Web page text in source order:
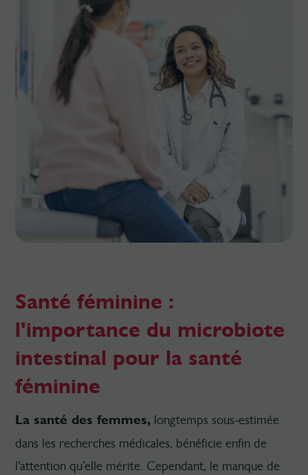
Santé féminine :
l'importance du microbiote
intestinal pour la santé
féminine
La santé des femmes, longtemps sous-estimée
dans les recherches médicales, bénéficie enfin de
l’attention qu’elle mérite. Cependant, le manque de